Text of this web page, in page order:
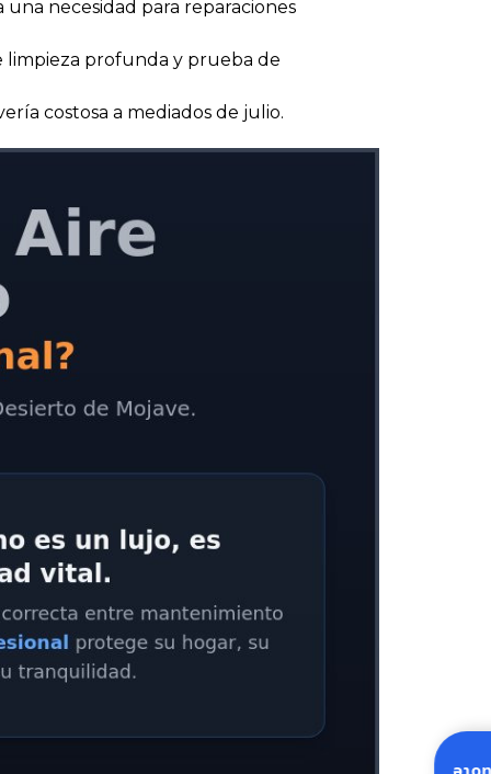
necesidad para reparaciones
limpieza profunda y prueba de
costosa a mediados de julio.